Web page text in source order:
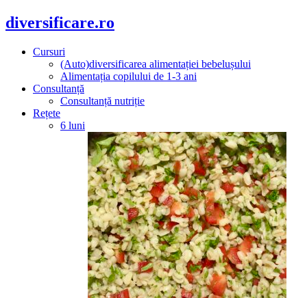
diversificare.ro
Cursuri
(Auto)diversificarea alimentației bebelușului
Alimentația copilului de 1-3 ani
Consultanță
Consultanță nutriție
Rețete
6 luni